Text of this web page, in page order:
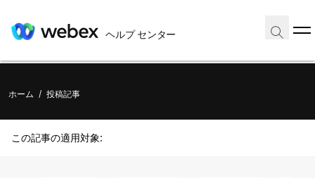
ヘルプ センター
ホーム / 投稿記事
この記事の適用対象: